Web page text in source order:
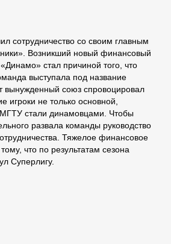
сотрудничество со своим главным
Возникший новый финансовый
стал причиной того, что
выступала под название
союз спровоцировал
игроки не только основной,
стали динамовцами. Чтобы
развала команды руководство
Тяжелое финансовое
что по результатам сезона
Суперлигу.